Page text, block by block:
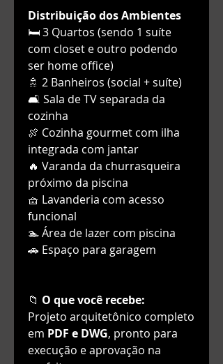
Distribuição dos Ambientes
🛏️ 3 Quartos (sendo 1 suíte
com closet e outro podendo
ser home office)
🚿 2 Banheiros (social + suíte)
🛋️ Sala de TV separada da
cozinha
🍖 Cozinha gourmet com ilha
integrada com jantar
🔥 Varanda da churrasqueira
próximo da piscina
🧺 Lavanderia com acesso
funcional
🏊 Área de lazer com piscina
🚗 Espaço para garagem
📁 O que você recebe:
Projeto arquitetônico completo
em PDF e DWG, pronto para
execução e aprovação na